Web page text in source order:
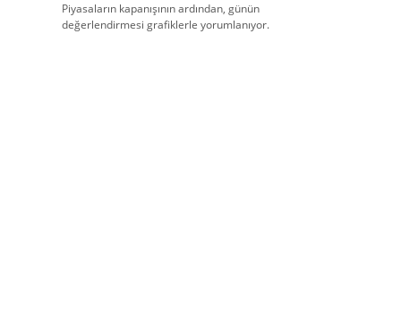
Piyasaların kapanışının ardından, günün
değerlendirmesi grafiklerle yorumlanıyor.